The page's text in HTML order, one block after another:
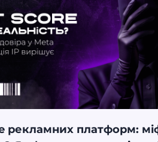
рекламних платформ: